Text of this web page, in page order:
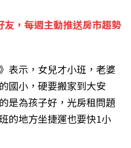
友，每週主動推送房市趨勢
表示，女兒才小班，老婆
國小，硬要搬家到大安
是為孩子好，光房租問題
的地方坐捷運也要快1小